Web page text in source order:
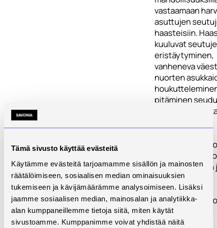
Tämä sivusto käyttää evästeitä
Käytämme evästeitä tarjoamamme sisällön ja mainosten
räätälöimiseen, sosiaalisen median ominaisuuksien
tukemiseen ja kävijämäärämme analysoimiseen. Lisäksi
jaamme sosiaalisen median, mainosalan ja analytiikka-
alan kumppaneillemme tietoja siitä, miten käytät
sivustoamme. Kumppanimme voivat yhdistää näitä
vastaamaan
asuttujen
haasteisiin.
kuuluvat
eristäytyminen,
vanheneva
nuorten
pitäminen
Digitaalisiin
ekosysteemillä
mahdollista
monimuotoinen
kansainvälinen
ammatti- ja
tarjoaa sijaintiin
riippumatonta